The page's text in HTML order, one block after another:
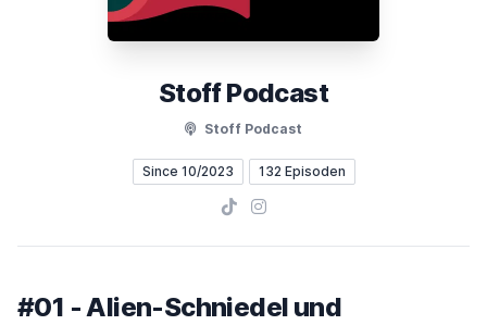
Stoff Podcast
Stoff Podcast
Since 10/2023 132 Episoden
TikTokInstagram
#01 - Alien-Schniedel und